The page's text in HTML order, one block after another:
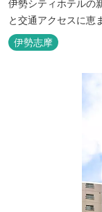
伊勢シティホテルの
と交通アクセスに恵
ご利用いただいてお
「伊勢みやび」があ
伊勢志摩